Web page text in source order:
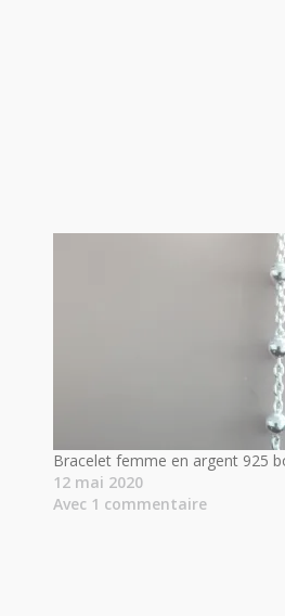
Bracelet femme en argent 925
12 mai 2020
Avec 1 commentaire